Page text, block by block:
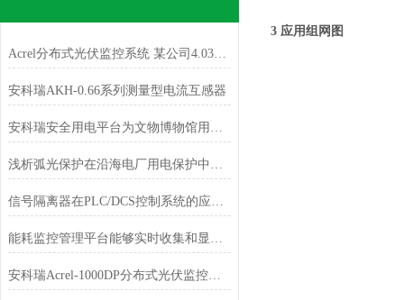
Acrel分布式光伏监控系统 某公司4.03MW分布式光伏10KV并网系统的应用
安科瑞AKH-0.66系列测量型电流互感器
安科瑞安全用电平台为文物博物馆用电保驾护航
浅析弧光保护在沿海电厂用电保护中的应用方案
信号隔离器在PLC/DCS控制系统的应用分析
能耗监控管理平台能够实时收集和显示能源消耗数据
安科瑞Acrel-1000DP分布式光伏监控系统在广西高速（大茅垌）项目中应用
3 应用组网图